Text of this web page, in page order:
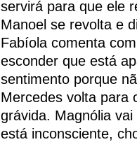
servirá para que ele
Manoel se revolta e
Fabíola comenta
esconder que está
sentimento porque
Mercedes volta para
grávida. Magnólia
está inconsciente,